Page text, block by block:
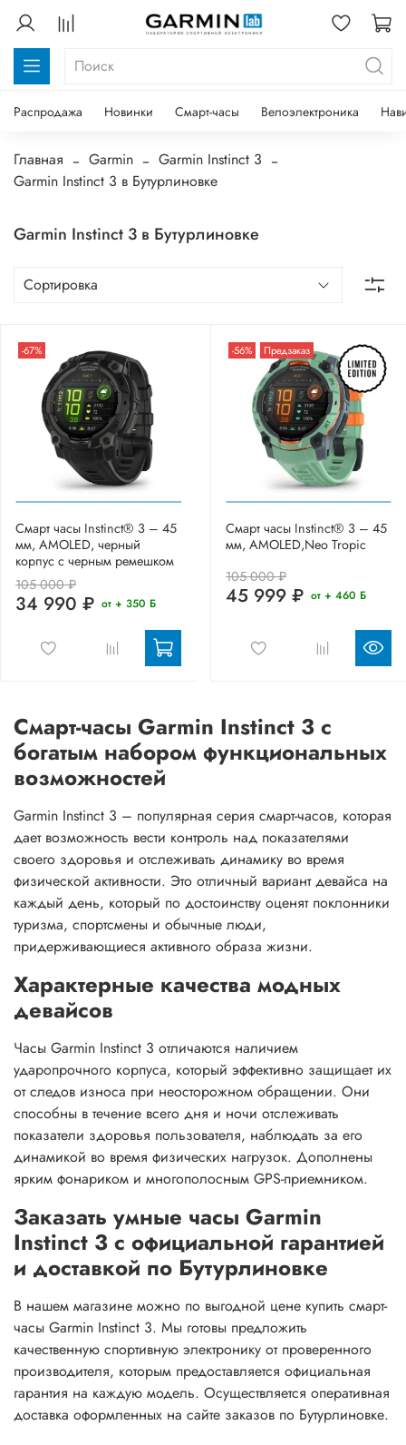
Распродажа Новинки Смарт-часы Велоэлектроника
Главная Garmin
Garmin Instinct 3
Garmin Instinct 3 в Бутурлиновке
Garmin Instinct 3 в Бутурлиновке
-67%
Смарт часы Instinct® 3 – 45
мм, AMOLED, черный
корпус с черным ремешком
105 000 ₽
34 990 ₽ от + 350 Б
-56% Предзаказ
Смарт часы Instinct® 3 – 45
мм, AMOLED,Neo Tropic
105 000 ₽
45 999 ₽ от + 460 Б
Смарт-часы Garmin Instinct 3 с
богатым набором функциональных
возможностей
Garmin Instinct 3 – популярная серия смарт-часов, которая
дает возможность вести контроль над показателями
своего здоровья и отслеживать динамику во время
физической активности. Это отличный вариант девайса на
каждый день, который по достоинству оценят поклонники
туризма, спортсмены и обычные люди,
придерживающиеся активного образа жизни.
Характерные качества модных
девайсов
Часы Garmin Instinct 3 отличаются наличием
ударопрочного корпуса, который эффективно защищает их
от следов износа при неосторожном обращении. Они
способны в течение всего дня и ночи отслеживать
показатели здоровья пользователя, наблюдать за его
динамикой во время физических нагрузок. Дополнены
ярким фонариком и многополосным GPS-приемником.
Заказать умные часы Garmin
Instinct 3 с официальной гарантией
и доставкой по Бутурлиновке
В нашем магазине можно по выгодной цене купить смарт-
часы Garmin Instinct 3. Мы готовы предложить
качественную спортивную электронику от проверенного
производителя, которым предоставляется официальная
гарантия на каждую модель. Осуществляется оперативная
доставка оформленных на сайте заказов по Бутурлиновке.